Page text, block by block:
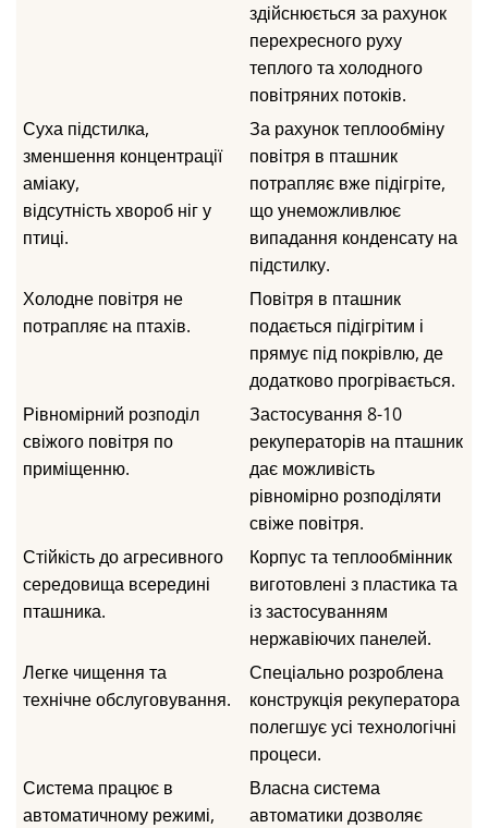
здійснюється за рахунок
перехресного руху
теплого та холодного
повітряних потоків.
Суха підстилка,
зменшення концентрації
аміаку,
відсутність хвороб ніг у
птиці.
За рахунок теплообміну
повітря в пташник
потрапляє вже підігріте,
що унеможливлює
випадання конденсату на
підстилку.
Холодне повітря не
потрапляє на птахів.
Повітря в пташник
подається підігрітим і
прямує під покрівлю, де
додатково прогрівається.
Рівномірний розподіл
свіжого повітря по
приміщенню.
Застосування 8-10
рекуператорів на пташник
дає можливість
рівномірно розподіляти
свіже повітря.
Стійкість до агресивного
середовища всередині
пташника.
Корпус та теплообмінник
виготовлені з пластика та
із застосуванням
нержавіючих панелей.
Легке чищення та
технічне обслуговування.
Спеціально розроблена
конструкція рекуператора
полегшує усі технологічні
процеси.
Система працює в
автоматичному режимі,
Власна система
автоматики дозволяє